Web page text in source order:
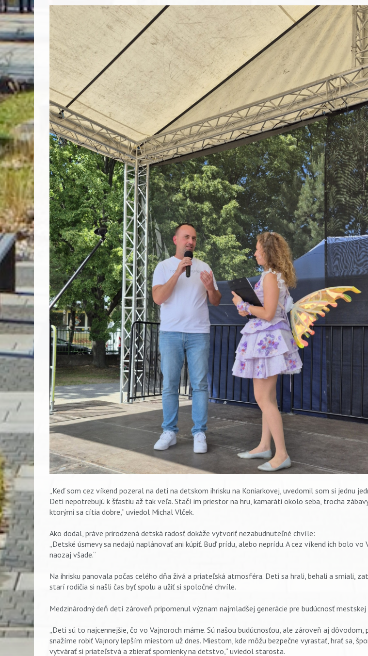
Vyhľadávanie
„Keď som cez víkend pozeral na deti na detskom ihrisku na Koniarkovej, uvedomil som si jednu
Deti nepotrebujú k šťastiu až tak veľa. Stačí im priestor na hru, kamaráti okolo seba, trocha
ktorými sa cítia dobre,“ uviedol Michal Vlček.
Ako dodal, práve prirodzená detská radosť dokáže vytvoriť nezabudnuteľné chvíle:
„Detské úsmevy sa nedajú naplánovať ani kúpiť. Buď prídu, alebo neprídu. A cez víkend ich bolo vo
naozaj všade.“
Na ihrisku panovala počas celého dňa živá a priateľská atmosféra. Deti sa hrali, behali a smiali,
starí rodičia si našli čas byť spolu a užiť si spoločné chvíle.
Medzinárodný deň detí zároveň pripomenul význam najmladšej generácie pre budúcnosť mestskej
„Deti sú to najcennejšie, čo vo Vajnoroch máme. Sú našou budúcnosťou, ale zároveň aj dôvodom,
snažíme robiť Vajnory lepším miestom už dnes. Miestom, kde môžu bezpečne vyrastať, hrať sa,
vytvárať si priateľstvá a zbierať spomienky na detstvo,“ uviedol starosta.